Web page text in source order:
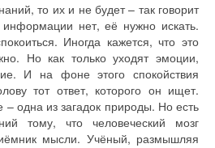
то их и не будет – так говорит
нет, её нужно искать.
Иногда кажется, что это
Но как только уходят эмоции,
И на фоне этого спокойствия
тот ответ, которого он ищет.
одна из загадок природы. Но есть
тому, что человеческий мозг
мысли. Учёный, размышляя